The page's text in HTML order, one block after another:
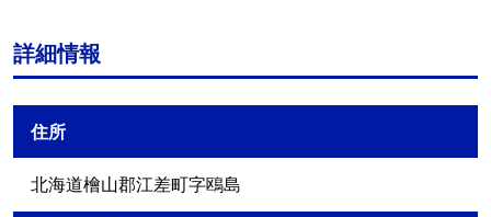
詳細情報
住所
北海道檜山郡江差町字鴎島